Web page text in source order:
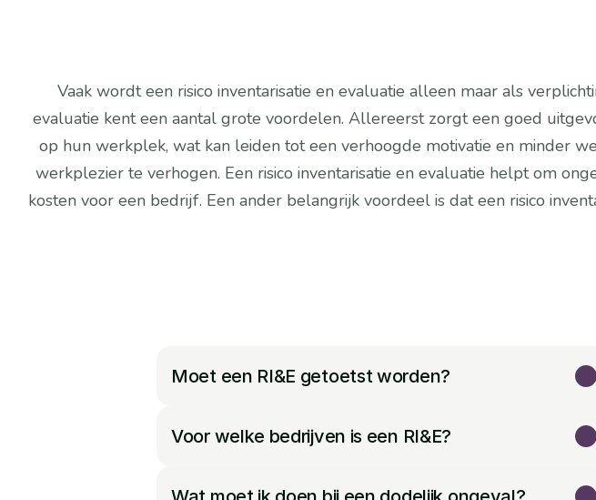
Vaak wordt een risico inventarisatie en evaluatie alleen maar als
evaluatie kent een aantal grote voordelen. Allereerst zorgt een goed
op hun werkplek, wat kan leiden tot een verhoogde motivatie en minder
werkplezier te verhogen. Een risico inventarisatie en evaluatie helpt om
kosten voor een bedrijf. Een ander belangrijk voordeel is dat een risico
Moet een RI&E getoetst worden?
Voor welke bedrijven is een RI&E?